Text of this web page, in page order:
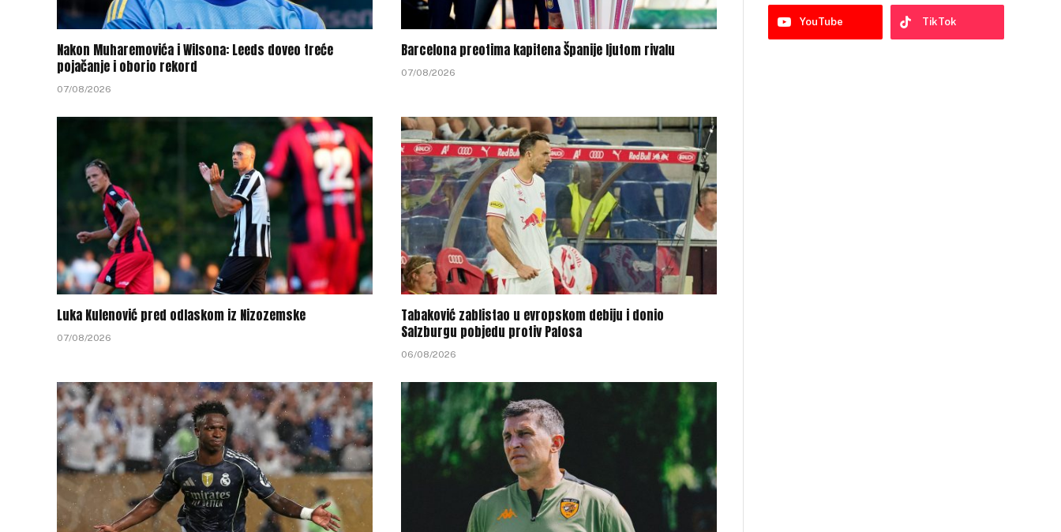
Nakon Muharemovića i Wilsona: Leeds doveo treće
pojačanje i oborio rekord
07/08/2026
Barcelona preotima kapitena Španije ljutom rivalu
07/08/2026
Luka Kulenović pred odlaskom iz Nizozemske
07/08/2026
Tabaković zablistao u evropskom debiju i donio
Salzburgu pobjedu protiv Pafosa
06/08/2026
YouTube TikTok